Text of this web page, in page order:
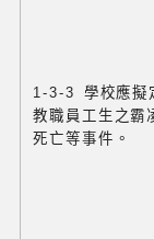
1-3-3 學校應擬
教職員工生之霸
死亡等事件。